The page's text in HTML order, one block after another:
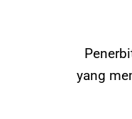
yang